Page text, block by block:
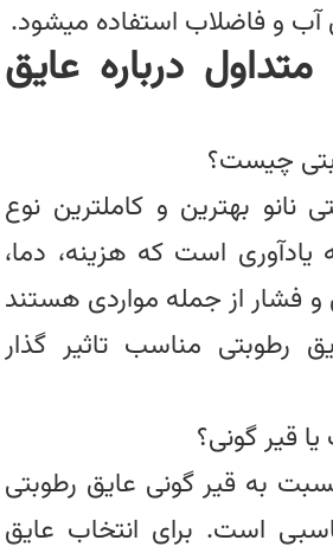
آب و فاضلاب استفاده میشود.
درباره عایق
چیست؟
نانو بهترین و کاملترین نوع
است که هزینه، دما،
و فشار از جمله مواردی هستند
رطوبتی مناسب تاثیر گذار
قیر گونی؟
به قیر گونی عایق رطوبتی
است. برای انتخاب عایق